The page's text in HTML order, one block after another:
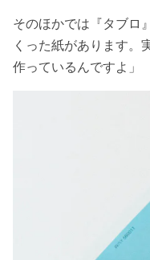
そのほかでは『タブロ
くった紙があります。
作っているんですよ」